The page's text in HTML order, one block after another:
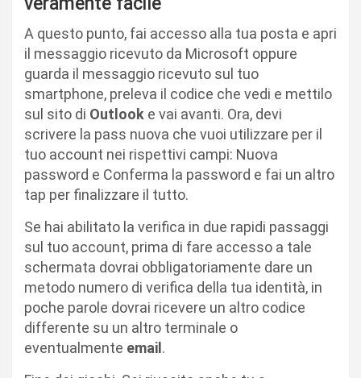
A questo punto, fai accesso alla tua posta e apri
il messaggio ricevuto da Microsoft oppure
guarda il messaggio ricevuto sul tuo
smartphone, preleva il codice che vedi e mettilo
sul sito di Outlook e vai avanti. Ora, devi
scrivere la pass nuova che vuoi utilizzare per il
tuo account nei rispettivi campi: Nuova
password e Conferma la password e fai un altro
tap per finalizzare il tutto.
Se hai abilitato la verifica in due rapidi passaggi
sul tuo account, prima di fare accesso a tale
schermata dovrai obbligatoriamente dare un
metodo numero di verifica della tua identità, in
poche parole dovrai ricevere un altro codice
differente su un altro terminale o
eventualmente email .